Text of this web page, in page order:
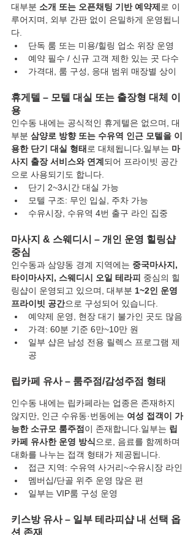
대부분 소개 또는 오픈채팅 기반 예약제 로 이
루어지며, 외부 간판 없이 은밀하게 운영됩니
다.
단독 룸 또는 미용/힐링 업소 위장 운영
예약 필수 / 신규 고객 제한 있는 곳 다수
가격대, 룸 구성, 응대 범위 매장별 상이
휴게텔 – 모텔 대실 또는 출장형 대체 이
용
인수동 내에는 공식적인 휴게텔은 없으며, 대
부분 삼양로 방향 또는 수유역 인근 모텔을 이
용한 단기 대실 형태 로 대체됩니다.일부는 마
사지 출장 서비스와 연계 되어 프라이빗 공간
으로 사용되기도 합니다.
단기 2~3시간 대실 가능
모텔 구조: 무인 입실, 주차 가능
수유시장, 수유역 4번 출구 라인 집중
마사지 & 스웨디시 – 개인 운영 힐링샵
중심
인수동과 삼양동 경계 지역에는 중국마사지,
타이마사지, 스웨디시 오일 테라피 중심의 힐
링샵이 운영되고 있으며, 대부분 1~2인 운영
프라이빗 공간으로 구성되어 있습니다.
예약제 운영, 현장 대기 불가인 곳도 많음
가격: 60분 기준 6만~10만 원
일부 샵은 남성 전용 릴렉스 프로그램 제
공
립카페 유사 – 룸주점/감성주점 형태
인수동 내에는 립카페라는 업종은 존재하지
않지만, 인근 수유동·번동에는 여성 접객이 가
능한 소규모 룸주점 이 존재합니다.일부는 립
카페 유사한 운영 방식으로, 음료를 함께하며
대화를 나누는 접객 형태가 제공됩니다.
접근 지역: 수유역 사거리~수유시장 라인
멤버십/단골 위주 운영 많은 편
일부는 VIP룸 구성 운영
키스방 유사 – 일부 테라피샵 내 선택 옵
션 존재